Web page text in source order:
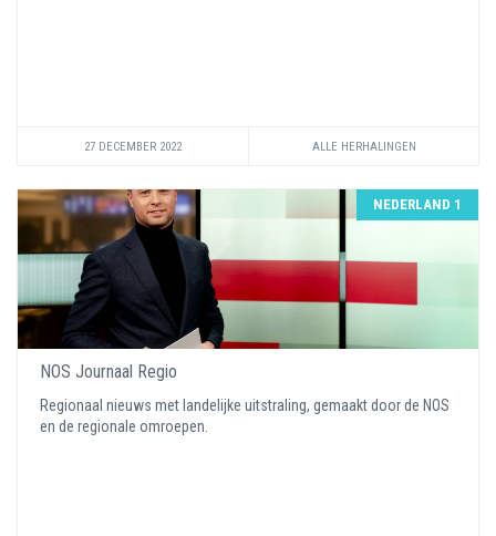
27 DECEMBER 2022 ALLE HERHALINGEN
NEDERLAND 1
NOS Journaal Regio
Regionaal nieuws met landelijke uitstraling, gemaakt door de NOS
en de regionale omroepen.